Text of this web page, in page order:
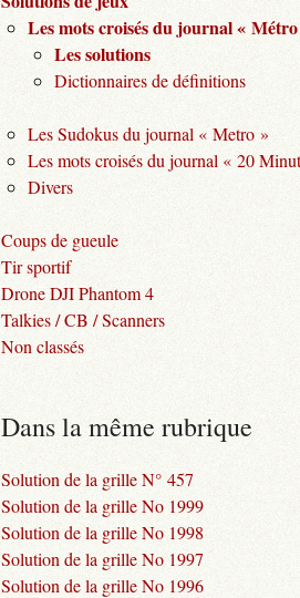
Les mots croisés du journal «
Les solutions
Dictionnaires de définitions
Les Sudokus du journal « Metro »
Les mots croisés du journal « 20
Divers
Coups de gueule
Tir sportif
Drone DJI Phantom 4
Talkies / CB / Scanners
Non classés
Dans la même rubrique
Solution de la grille N° 457
Solution de la grille No 1999
Solution de la grille No 1998
Solution de la grille No 1997
Solution de la grille No 1996